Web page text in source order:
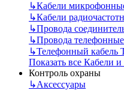
↳Кабели
↳Кабели
↳Провода
↳Провода
↳Телефонный кабель
Показать все Кабели и
Контроль охраны
↳Аксессуары